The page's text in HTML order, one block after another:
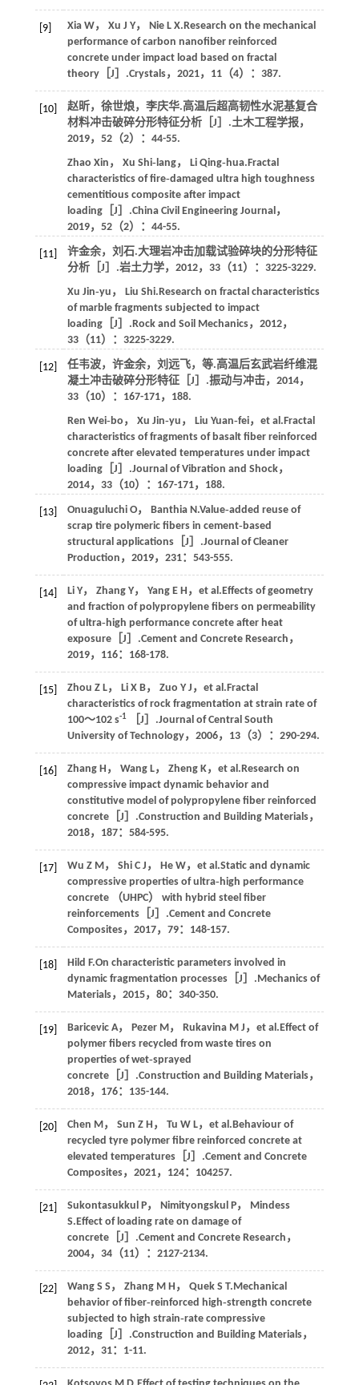
[9] Xia W， Xu J Y， Nie L X.Research on the mechanical
performance of carbon nanofiber reinforced
concrete under impact load based on fractal
theory［J］.Crystals， 2021， 11（4）：387.
[10]
赵昕，徐世烺，李庆华.高温后超高韧性水泥基复合
材料冲击破碎分形特征分析［J］.土木工程学报，
2019， 52（2）：44-55.
Zhao Xin ， Xu Shi‑lang， Li Qing‑hua.Fractal
characteristics of fire‑damaged ultra high toughness
cementitious composite after impact
loading［J］.China Civil Engineering Journal，
2019， 52（2）：44-55.
[11]
许金余，刘石.大理岩冲击加载试验碎块的分形特征
分析［J］.岩土力学， 2012， 33（11）：3225-3229.
Xu Jin‑yu ， Liu Shi.Research on fractal characteristics
of marble fragments subjected to impact
loading［J］.Rock and Soil Mechanics， 2012，
33（11）：3225-3229.
[12] 任韦波，许金余，刘远飞， 等.高温后玄武岩纤维混
凝土冲击破碎分形特征［J］.振动与冲击， 2014，
33（10）：167-171，188.
Ren Wei‑bo ， Xu Jin‑yu ， Liu Yuan‑fei， et al.Fractal
characteristics of fragments of basalt fiber reinforced
concrete after elevated temperatures under impact
loading［J］.Journal of Vibration and Shock，
2014， 33（10）：167-171，188.
[13] Onuaguluchi O， Banthia N.Value‑added reuse of
scrap tire polymeric fibers in cement‑based
structural applications［J］.Journal of Cleaner
Production ， 2019， 231：543-555.
[14] Li Y， Zhang Y， Yang E H ， et al.Effects of geometry
and fraction of polypropylene fibers on permeability
of ultra‑high performance concrete after heat
exposure［J］.Cement and Concrete Research ，
2019， 116：168-178.
[15] Zhou Z L， Li X B， Zuo Y J ， et al.Fractal
characteristics of rock fragmentation at strain rate of
100～102 s-1［J］.Journal of Central South
University of Technology， 2006， 13（3）：290-294.
[16] Zhang H ， Wang L， Zheng K， et al.Research on
compressive impact dynamic behavior and
constitutive model of polypropylene fiber reinforced
concrete［J］.Construction and Building Materials，
2018， 187：584-595.
[17] Wu Z M， Shi C J ， He W， et al.Static and dynamic
compressive properties of ultra‑high performance
concrete （UHPC） with hybrid steel fiber
reinforcements［J］.Cement and Concrete
Composites， 2017， 79：148-157.
[18] Hild F.On characteristic parameters involved in
dynamic fragmentation processes［J］.Mechanics of
Materials， 2015， 80：340-350.
[19] Baricevic A， Pezer M， Rukavina M J ， et al.Effect of
polymer fibers recycled from waste tires on
properties of wet‑sprayed
concrete［J］.Construction and Building Materials，
2018， 176：135-144.
[20] Chen M， Sun Z H ， Tu W L， et al.Behaviour of
recycled tyre polymer fibre reinforced concrete at
elevated temperatures［J］.Cement and Concrete
Composites， 2021， 124：104257.
[21] Sukontasukkul P， Nimityongskul P， Mindess
S.Effect of loading rate on damage of
concrete［J］.Cement and Concrete Research ，
2004， 34（11）：2127-2134.
[22] Wang S S ， Zhang M H ， Quek S T.Mechanical
behavior of fiber‑reinforced high‑strength concrete
subjected to high strain‑rate compressive
loading［J］.Construction and Building Materials，
2012， 31：1-11.